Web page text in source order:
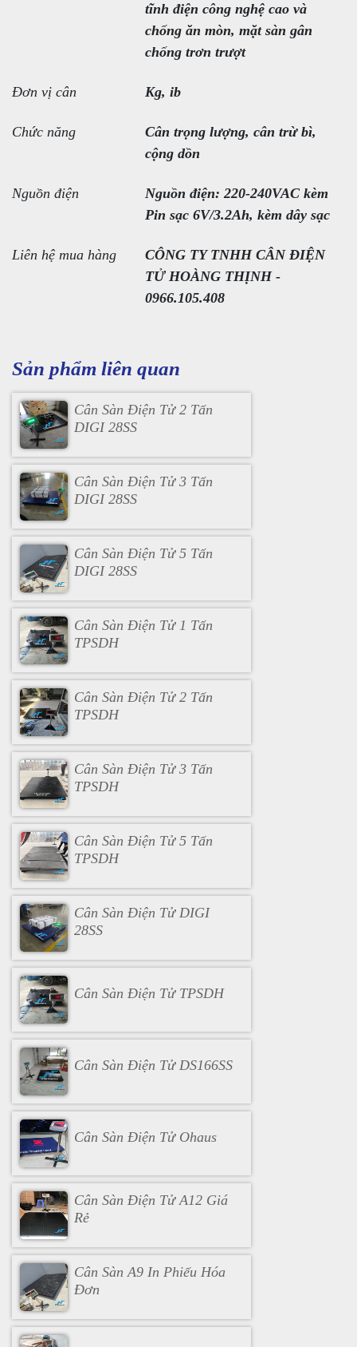
tĩnh điện công nghệ cao và
chống ăn mòn, mặt sàn gân
chống trơn trượt
Đơn vị cân Kg, ib
Chức năng
Cân trọng lượng, cân trừ bì,
cộng dồn
Nguồn điện
Nguồn điện: 220-240VAC kèm
Pin sạc 6V/3.2Ah, kèm dây sạc
Liên hệ mua hàng
CÔNG TY TNHH CÂN ĐIỆN
TỬ HOÀNG THỊNH -
0966.105.408
Sản phẩm liên quan
Cân Sàn Điện Tử 2 Tấn
DIGI 28SS
Cân Sàn Điện Tử 3 Tấn
DIGI 28SS
Cân Sàn Điện Tử 5 Tấn
DIGI 28SS
Cân Sàn Điện Tử 1 Tấn
TPSDH
Cân Sàn Điện Tử 2 Tấn
TPSDH
Cân Sàn Điện Tử 3 Tấn
TPSDH
Cân Sàn Điện Tử 5 Tấn
TPSDH
Cân Sàn Điện Tử DIGI
28SS
Cân Sàn Điện Tử TPSDH
Cân Sàn Điện Tử DS166SS
Cân Sàn Điện Tử Ohaus
Cân Sàn Điện Tử A12 Giá
Rẻ
Cân Sàn A9 In Phiếu Hóa
Đơn